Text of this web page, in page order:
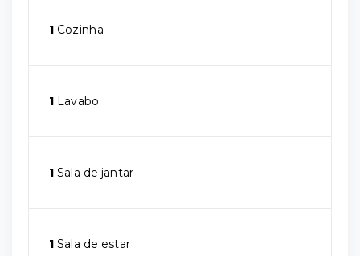
1 Cozinha
1 Lavabo
1 Sala de jantar
1 Sala de estar